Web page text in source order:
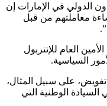
الدولي في الإمارات إن
معاملتهم من قبل
العام للإنتربول
السياسية.
على سبيل المثال،
الوطنية التي